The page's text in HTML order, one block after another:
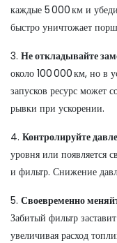
каждые 5 000 км и
быстро уничтожает
3. Не откладывайте
около 100 000 км, но в
запусков ресурс может
рывки при ускорении.
4. Контролируйте
уровня или появляется
и фильтр. Снижение
5. Своевременно
Забитый фильтр
увеличивая расход